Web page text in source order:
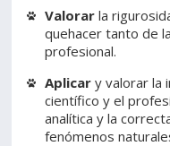
Valorarla
quehacer tanto de
profesional.
Aplicary valorar la
científico y el
analítica y la
fenómenos